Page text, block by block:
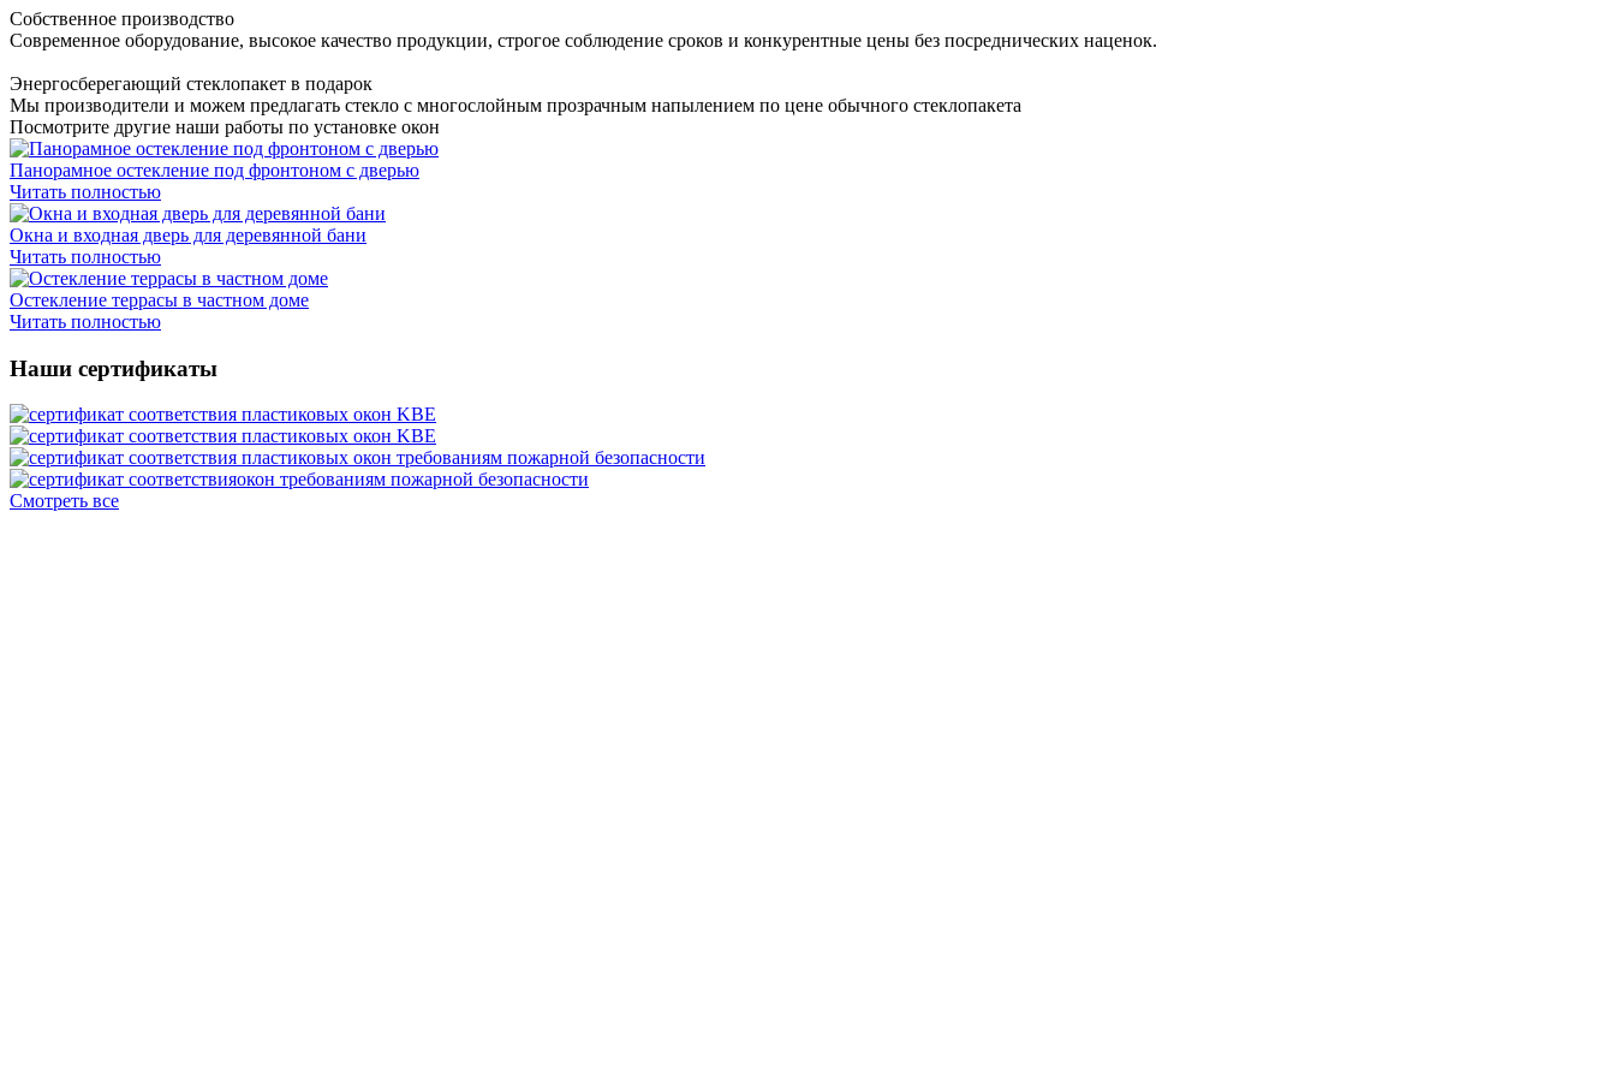
Собственное производство
Современное оборудование, высокое качество продукции, строгое соблюдение сроков и конкурентные цены без посреднических наценок.
Энергосберегающий стеклопакет в подарок
Мы производители и можем предлагать стекло с многослойным прозрачным напылением по цене обычного стеклопакета
Посмотрите другие наши работы по установке окон
Панорамное остекление под фронтоном с дверью
Читать полностью
Окна и входная дверь для деревянной бани
Читать полностью
Остекление террасы в частном доме
Читать полностью
Наши сертификаты
Смотреть все